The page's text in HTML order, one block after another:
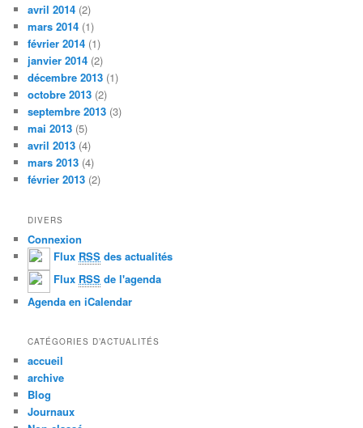
avril 2014 (2)
mars 2014 (1)
février 2014 (1)
janvier 2014 (2)
décembre 2013 (1)
octobre 2013 (2)
septembre 2013 (3)
mai 2013 (5)
avril 2013 (4)
mars 2013 (4)
février 2013 (2)
DIVERS
Connexion
Flux RSS des actualités
Flux RSS de l'agenda
Agenda en iCalendar
CATÉGORIES D’ACTUALITÉS
accueil
archive
Blog
Journaux